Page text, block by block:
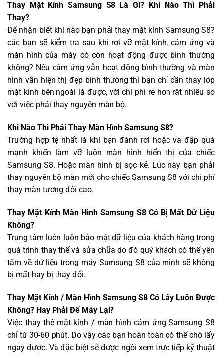
Thay Mặt Kính Samsung S8 Là Gì? Khi Nào Thì Phải
Thay?
Để nhận biết khi nào bạn phải thay mặt kính Samsung S8?
các bạn sẽ kiểm tra sau khi rơi vỡ mặt kính, cảm ứng và
màn hình của máy có còn hoạt động được bình thường
không? Nếu cảm ứng vẫn hoạt động bình thường và màn
hình vẫn hiện thị đẹp bình thường thì bạn chỉ cần thay lớp
mặt kính bên ngoài là được, với chi phí rẻ hơn rất nhiều so
với việc phải thay nguyên màn bộ.
Khi Nào Thì Phải Thay Màn Hình Samsung S8?
Trường hợp tệ nhất là khi bạn đánh rơi hoặc va đập quá
mạnh khiến làm vỡ luôn màn hình hiển thị của chiếc
Samsung S8. Hoặc màn hình bị sọc kẻ. Lúc này bạn phải
thay nguyên bộ màn mới cho chiếc Samsung S8 với chi phí
thay màn tương đối cao.
Thay Mặt Kính Màn Hình Samsung S8 Có Bị Mất Dữ Liệu
Không?
Trung tâm luôn luôn bảo mật dữ liệu của khách hàng trong
quá trình thay thế và sửa chữa do đó quý khách có thể yên
tâm về dữ liệu trong máy Samsung S8 của mình sẽ không
bị mất hay bị thay đổi.
Thay Mặt Kính / Màn Hình Samsung S8 Có Lấy Luôn Được
Không? Hay Phải Để Máy Lại?
Việc thay thế mặt kính / màn hình cảm ứng Samsung S8
chỉ từ 30-60 phút. Do vậy các bạn hoàn toàn có thể chờ lấy
ngay được. Và đặc biệt sẽ được ngồi xem trực tiếp kỹ thuật